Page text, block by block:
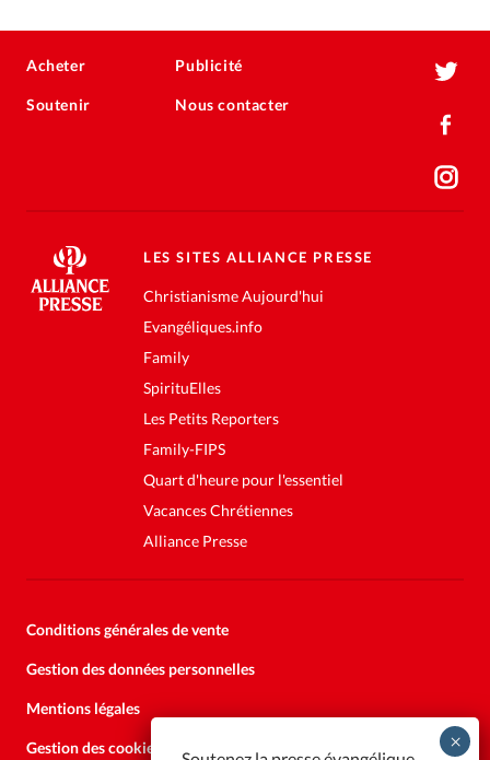
Acheter
Soutenir
Publicité
Nous contacter
LES SITES ALLIANCE PRESSE
Christianisme Aujourd'hui
Evangéliques.info
Family
SpirituElles
Les Petits Reporters
Family-FIPS
Quart d'heure pour l'essentiel
Vacances Chrétiennes
Alliance Presse
Conditions générales de vente
Gestion des données personnelles
Mentions légales
Gestion des cookies